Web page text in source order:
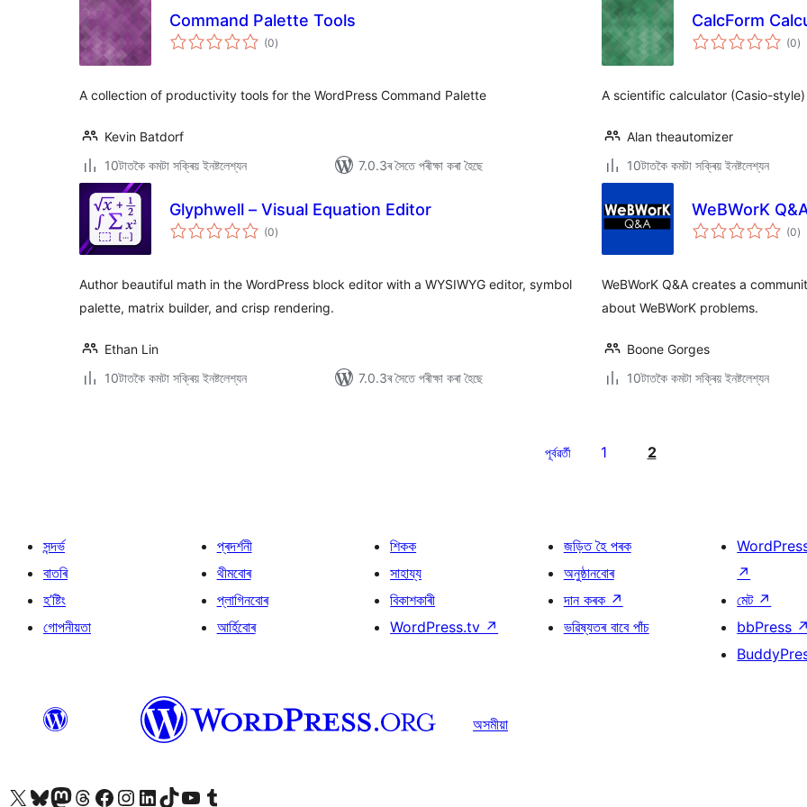
Command Palette Tools
(0টা
মুঠ)
A collection of productivity tools for the WordPress Command Palette
Kevin Batdorf
10টাতকৈ কমটা সক্ৰিয় ইনষ্টলেশ্যন
7.0.3ৰ সৈতে পৰীক্ষা কৰা হৈছে
CalcForm
(0টা
মুঠ)
A scientific calculator (Casio-
Alan theautomizer
10টাতকৈ কমটা সক্ৰিয় ইনষ্টলেশ্যন
Glyphwell – Visual Equation Editor
(0টা
মুঠ)
Author beautiful math in the WordPress block editor with a WYSIWYG editor, symbol
palette, matrix builder, and crisp rendering.
Ethan Lin
10টাতকৈ কমটা সক্ৰিয় ইনষ্টলেশ্যন
7.0.3ৰ সৈতে পৰীক্ষা কৰা হৈছে
WeBWorK
(0টা
মুঠ)
WeBWorK Q&A creates a
about WeBWorK problems.
Boone Gorges
10টাতকৈ কমটা সক্ৰিয় ইনষ্টলেশ্যন
পূৰ্বৱৰ্তী 1 2
সন্দৰ্ভ
বাতৰি
হ’ষ্টিং
গোপনীয়তা
প্ৰদৰ্শনী
থীমবোৰ
প্লাগিনবোৰ
আৰ্হিবোৰ
শিকক
সাহায্য
বিকাশকাৰী
WordPress.tv ↗
জড়িত হৈ পৰক
অনুষ্ঠানবোৰ
দান কৰক ↗
ভৱিষ্যতৰ বাবে পাঁচ
↗
মেট ↗
bbPress ↗
অসমীয়া
আমাৰ X (আগৰ Twitter) একাউণ্টলৈ যাওকআমাৰ Bluesky একাউণ্টলৈ যাওকআমাৰ Mastodon একাউণ্টলৈ যাওকআমাৰ Threads একাউণ্টলৈ যাওকআমাৰ Facebook পৃষ্ঠালৈ যাওকআমাৰ Instagram একাউণ্টলৈ যাওকআমাৰ LinkedIn একাউণ্টলৈ যাওকআমাৰ TikTok একাউণ্টলৈ যাওকআমাৰ YouTube চেনেললৈ যাওকআমাৰ Tumblr একাউণ্টলৈ যাওক